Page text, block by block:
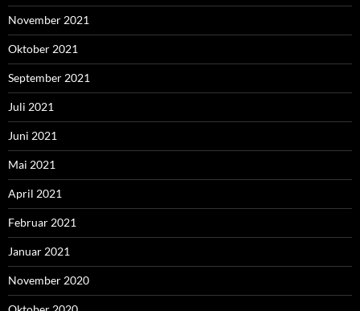
November 2021
Oktober 2021
September 2021
Juli 2021
Juni 2021
Mai 2021
April 2021
Februar 2021
Januar 2021
November 2020